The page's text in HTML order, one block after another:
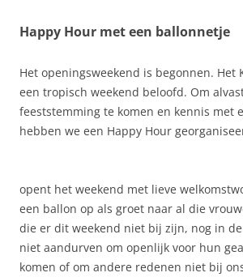
Happy Hour met een ballonnetje
Het openingsweekend is begonnen. Het
een tropisch weekend beloofd. Om
feeststemming te komen en kennis met
hebben we een Happy Hour
opent het weekend met lieve
een ballon op als groet naar al die
die er dit weekend niet bij zijn, nog in
niet aandurven om openlijk voor hun
komen of om andere redenen niet bij